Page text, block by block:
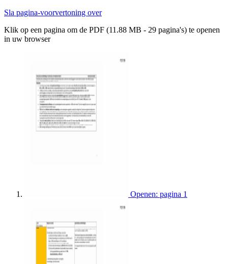
Sla pagina-voorvertoning over
Klik op een pagina om de PDF (11.88 MB - 29 pagina's) te openen
in uw browser
Openen: pagina 1